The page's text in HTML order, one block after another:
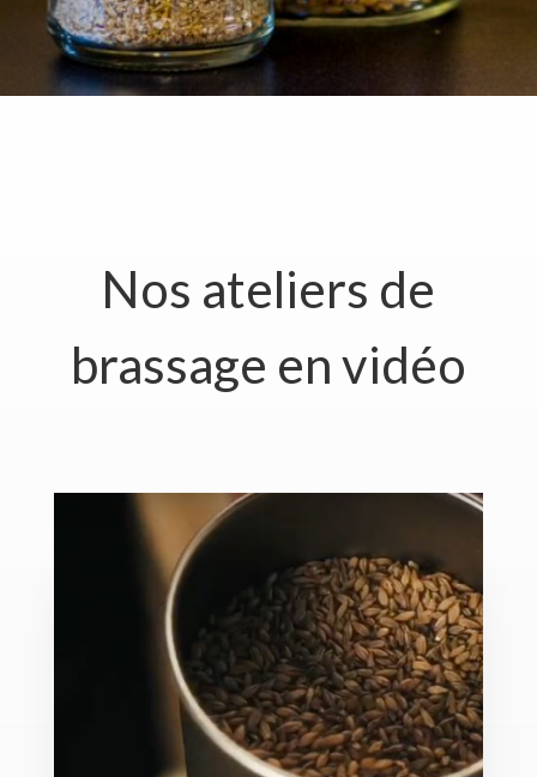
Nos ateliers de
brassage en vidéo